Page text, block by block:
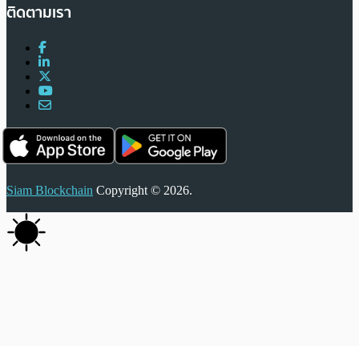
ติดตามเรา
Siam Blockchain Copyright © 2026.